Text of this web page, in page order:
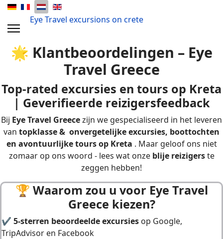
Eye Travel excursions on crete
🌟 Klantbeoordelingen – Eye
Travel Greece
Top-rated excursies en tours op Kreta
| Geverifieerde reizigersfeedback
Bij Eye Travel Greecezijn we gespecialiseerd in het leveren
van topklasse & onvergetelijke excursies, boottochten
en avontuurlijke tours op Kreta . Maar geloof ons niet
zomaar op ons woord - lees wat onze blije reizigerste
zeggen hebben!
🏆 Waarom zou u voor Eye Travel
Greece kiezen?
✔ 5-sterren beoordeelde excursies op Google,
TripAdvisor en Facebook